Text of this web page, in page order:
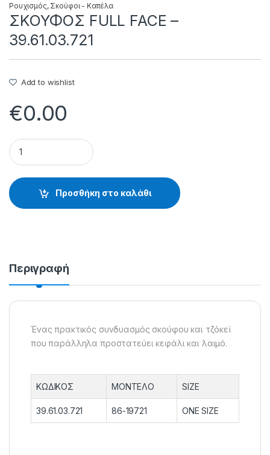
Ρουχισμός, Σκούφοι - Καπέλα
ΣΚΟΥΦΟΣ FULL FACE –
39.61.03.721
Add to wishlist
€0.00
ΣΚΟΥΦΟΣ FULL FACE - 39.61.03.721 quantity
Προσθήκη στο καλάθι
Περιγραφή
Ένας πρακτικός συνδυασμός σκούφου και τζόκεϊ
που παράλληλα προστατεύει κεφάλι και λαιμό.
ΚΩΔΙΚΟΣ ΜΟΝΤΕΛΟ SIZE
39.61.03.721 86-19721 ONE SIZE